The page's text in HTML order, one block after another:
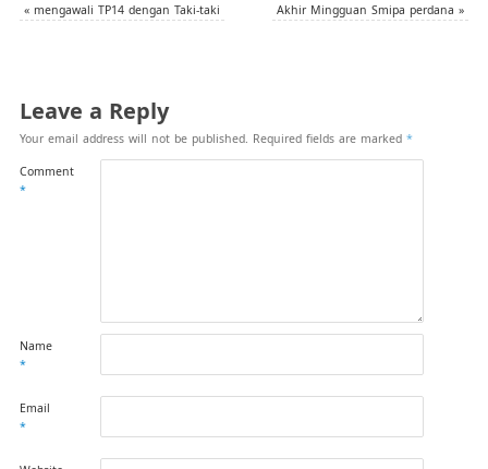
«mengawali TP14 dengan Taki-taki Akhir Mingguan Smipa perdana»
Leave a Reply
Your email address will not be published. Required fields are marked *
Comment
*
Name
*
Email
*